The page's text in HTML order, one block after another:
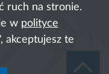
ruch na stronie.
w polityce
akceptujesz te